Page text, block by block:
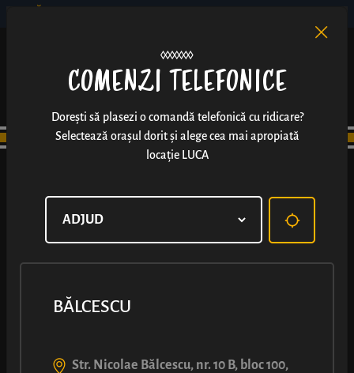
COMENZI TELEFONICE
Dorești să plasezi o comandă telefonică cu ridicare?
Selectează orașul dorit și alege cea mai apropiată
locație LUCA
BĂLCESCU
Str. Nicolae Bălcescu, nr. 10 B, bloc 100,